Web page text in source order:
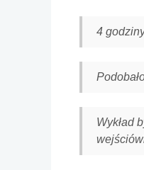
4
Wykład